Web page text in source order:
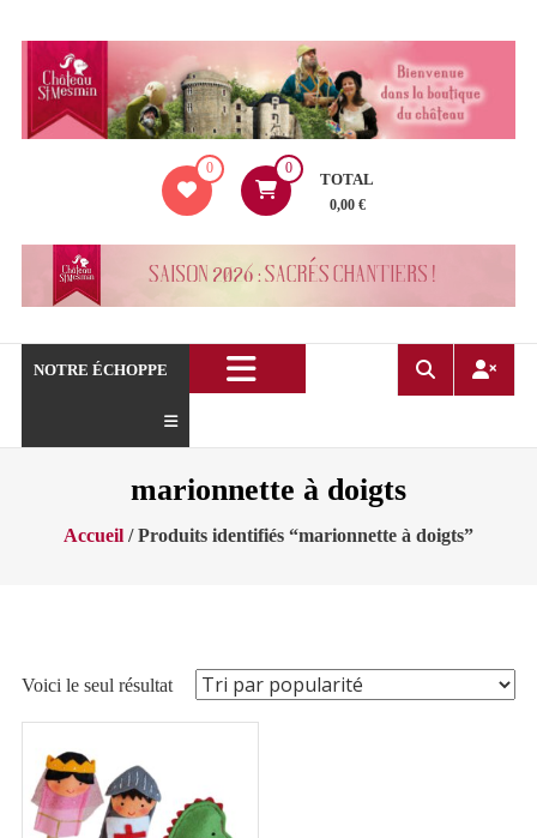
contenu
de
Mesmin
0 0
TOTAL
0,00 €
NOTRE ÉCHOPPE
marionnette à doigts
Accueil/ Produits identifiés “marionnette à doigts”
Voici le seul résultat